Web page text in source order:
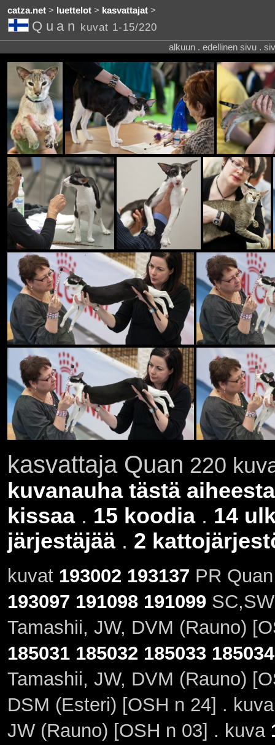
catza.net> luettelot> kasvattajat>
Quan kuvat 1-15/220
alkuun . edellinen sivu .
kasvattaja Quan 220
kuvanauha tästä aiheesta
kissaa. 15 koodia. 14
järjestäjää. 2
kuvat 193002 193137 PR
193097 191098 191099
Tamashii, JW, DVM (Rauno)
185031 185032 185033 185034
Tamashii, JW, DVM (Rauno)
DSM (Esteri) [OSH n 24] .
JW (Rauno) [OSH n 03] . kuva